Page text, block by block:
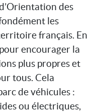
des
les
français. En
encourager la
plus propres et
tous. Cela
de véhicules :
ou électriques,